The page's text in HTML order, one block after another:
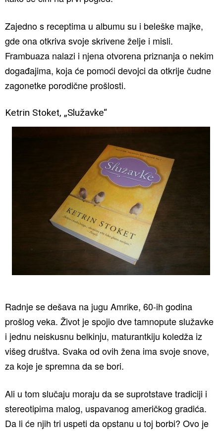
Zajedno s receptima u albumu su i beleške majke,
gde ona otkriva svoje skrivene želje i misli.
Frambuaza nalazi i njena otvorena priznanja o nekim
događajima, koja će pomoći devojci da otkrije čudne
zagonetke porodične prošlosti.
Ketrin Stoket, „Služavke“
Radnje se dešava na jugu Amrike, 60-ih godina
prošlog veka. Život je spojio dve tamnopute služavke
i jednu neiskusnu belkinju, maturantkiju koledža iz
višeg društva. Svaka od ovih žena ima svoje snove,
za koje je spremna da se bori.
Ali u tom slučaju moraju da se suprotstave tradiciji i
stereotipima malog, uspavanog američkog gradića.
Da li će njih tri uspeti da opstanu u toj borbi? Ovo je